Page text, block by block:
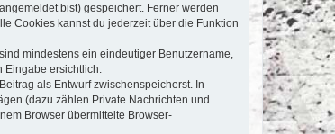
bist) gespeichert. Ferner werden
Cookies kannst du jederzeit über die Funktion
mindestens ein eindeutiger Benutzername,
ersichtlich.
als Entwurf zwischenspeicherst. In
(dazu zählen Private Nachrichten und
Browser übermittelte Browser-